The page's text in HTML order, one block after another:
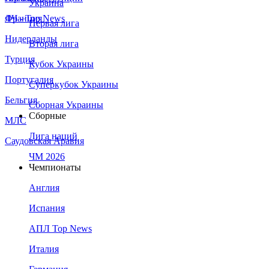
Франция
Нидерланды
Турция
Португалия
Бельгия
МЛС
Саудовская Аравия
ЛЧ - Top News
Украина
Первая лига
Вторая лига
Кубок Украины
Суперкубок Украины
Сборная Украины
Сборные
Лига наций
ЧМ 2026
Чемпионаты
Англия
Испания
АПЛ Top News
Италия